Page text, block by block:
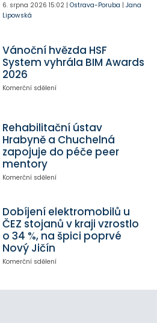
6. srpna 2026 15:02| Ostrava-Poruba | Jana
Lipowská
Vánoční hvězda HSF
System vyhrála BIM Awards
2026
Komerční sdělení
Rehabilitační ústav
Hrabyně a Chuchelná
zapojuje do péče peer
mentory
Komerční sdělení
Dobíjení elektromobilů u
ČEZ stojanů v kraji vzrostlo
o 34 %, na špici poprvé
Nový Jičín
Komerční sdělení